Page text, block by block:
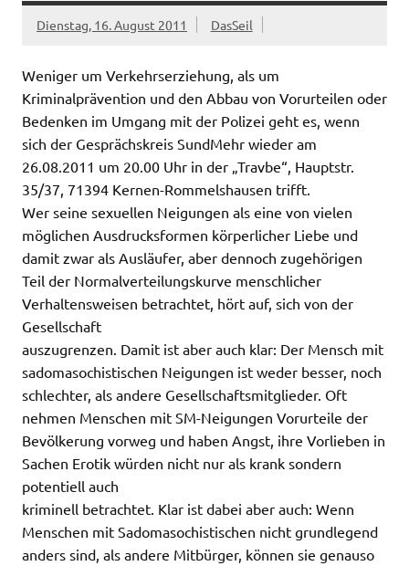
Dienstag, 16. August 2011 DasSeil
Weniger um Verkehrserziehung, als um
Kriminalprävention und den Abbau von Vorurteilen oder
Bedenken im Umgang mit der Polizei geht es, wenn
sich der Gesprächskreis SundMehr wieder am
26.08.2011 um 20.00 Uhr in der „Travbe“, Hauptstr.
35/37, 71394 Kernen-Rommelshausen trifft.
Wer seine sexuellen Neigungen als eine von vielen
möglichen Ausdrucksformen körperlicher Liebe und
damit zwar als Ausläufer, aber dennoch zugehörigen
Teil der Normalverteilungskurve menschlicher
Verhaltensweisen betrachtet, hört auf, sich von der
Gesellschaft
auszugrenzen. Damit ist aber auch klar: Der Mensch mit
sadomasochistischen Neigungen ist weder besser, noch
schlechter, als andere Gesellschaftsmitglieder. Oft
nehmen Menschen mit SM-Neigungen Vorurteile der
Bevölkerung vorweg und haben Angst, ihre Vorlieben in
Sachen Erotik würden nicht nur als krank sondern
potentiell auch
kriminell betrachtet. Klar ist dabei aber auch: Wenn
Menschen mit Sadomasochistischen nicht grundlegend
anders sind, als andere Mitbürger, können sie genauso